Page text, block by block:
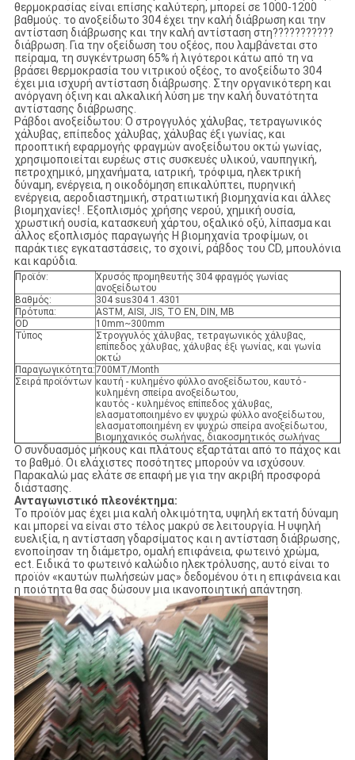
θερμοκρασίας είναι επίσης καλύτερη, μπορεί σε 1000-1200
βαθμούς. το ανοξείδωτο 304 έχει την καλή διάβρωση και την
αντίσταση διάβρωσης και την καλή αντίσταση στη???????????
διάβρωση. Για την οξείδωση του οξέος, που λαμβάνεται στο
πείραμα, τη συγκέντρωση 65% ή λιγότεροι κάτω από τη να
βράσει θερμοκρασία του νιτρικού οξέος, το ανοξείδωτο 304
έχει μια ισχυρή αντίσταση διάβρωσης. Στην οργανικότερη και
ανόργανη όξινη και αλκαλική λύση με την καλή δυνατότητα
αντίστασης διάβρωσης.
Ράβδοι ανοξείδωτου: Ο στρογγυλός χάλυβας, τετραγωνικός
χάλυβας, επίπεδος χάλυβας, χάλυβας έξι γωνίας, και
προοπτική εφαρμογής φραγμών ανοξείδωτου οκτώ γωνίας,
χρησιμοποιείται ευρέως στις συσκευές υλικού, ναυπηγική,
πετροχημικό, μηχανήματα, ιατρική, τρόφιμα, ηλεκτρική
δύναμη, ενέργεια, η οικοδόμηση επικαλύπτει, πυρηνική
ενέργεια, αεροδιαστημική, στρατιωτική βιομηχανία και άλλες
βιομηχανίες! . Εξοπλισμός χρήσης νερού, χημική ουσία,
χρωστική ουσία, κατασκευή χάρτου, οξαλικό οξύ, λίπασμα και
άλλος εξοπλισμός παραγωγής Η βιομηχανία τροφίμων, οι
παράκτιες εγκαταστάσεις, το σχοινί, ράβδος του CD, μπουλόνια
και καρύδια.
Προϊόν:
Χρυσός προμηθευτής 304 φραγμός γωνίας
ανοξείδωτου
Βαθμός:
304 sus304 1.4301
Πρότυπα:
ASTM, AISI, JIS, ΤΟ EN, DIN, ΜΒ
OD
10mm~300mm
Τύπος
Στρογγυλός χάλυβας, τετραγωνικός χάλυβας,
επίπεδος χάλυβας, χάλυβας έξι γωνίας, και γωνία
οκτώ
Παραγωγικότητα:700MT/Month
Σειρά προϊόντων καυτή - κυλημένο φύλλο ανοξείδωτου, καυτό -
κυλημένη σπείρα ανοξείδωτου,
καυτός - κυλημένος επίπεδος χάλυβας,
ελασματοποιημένο εν ψυχρώ φύλλο ανοξείδωτου,
ελασματοποιημένη εν ψυχρώ σπείρα ανοξείδωτου,
Βιομηχανικός σωλήνας, διακοσμητικός σωλήνας
Ο συνδυασμός μήκους και πλάτους εξαρτάται από το πάχος και
το βαθμό. Οι ελάχιστες ποσότητες μπορούν να ισχύσουν.
Παρακαλώ μας ελάτε σε επαφή με για την ακριβή προσφορά
διάστασης.
Ανταγωνιστικό πλεονέκτημα:
Το προϊόν μας έχει μια καλή ολκιμότητα, υψηλή εκτατή δύναμη
και μπορεί να είναι στο τέλος μακρύ σε λειτουργία. Η υψηλή
ευελιξία, η αντίσταση γδαρσίματος και η αντίσταση διάβρωσης,
ενοποίησαν τη διάμετρο, ομαλή επιφάνεια, φωτεινό χρώμα,
ect. Ειδικά το φωτεινό καλώδιο ηλεκτρόλυσης, αυτό είναι το
προϊόν «καυτών πωλήσεών μας» δεδομένου ότι η επιφάνεια και
η ποιότητα θα σας δώσουν μια ικανοποιητική απάντηση.